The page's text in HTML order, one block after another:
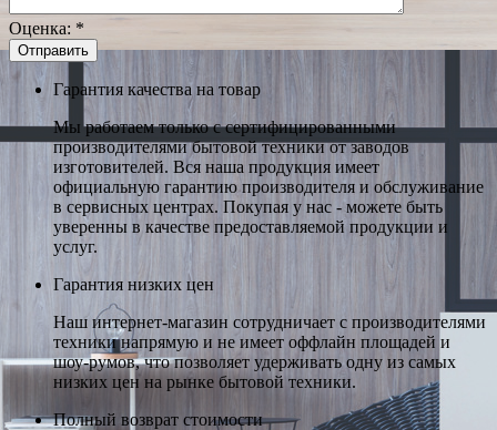
Оценка: *
Гарантия качества на товар
Мы работаем только с сертифицированными
производителями бытовой техники от заводов
изготовителей. Вся наша продукция имеет
официальную гарантию производителя и обслуживание
в сервисных центрах. Покупая у нас - можете быть
уверенны в качестве предоставляемой продукции и
услуг.
Гарантия низких цен
Наш интернет-магазин сотрудничает с производителями
техники напрямую и не имеет оффлайн площадей и
шоу-румов, что позволяет удерживать одну из самых
низких цен на рынке бытовой техники.
Полный возврат стоимости